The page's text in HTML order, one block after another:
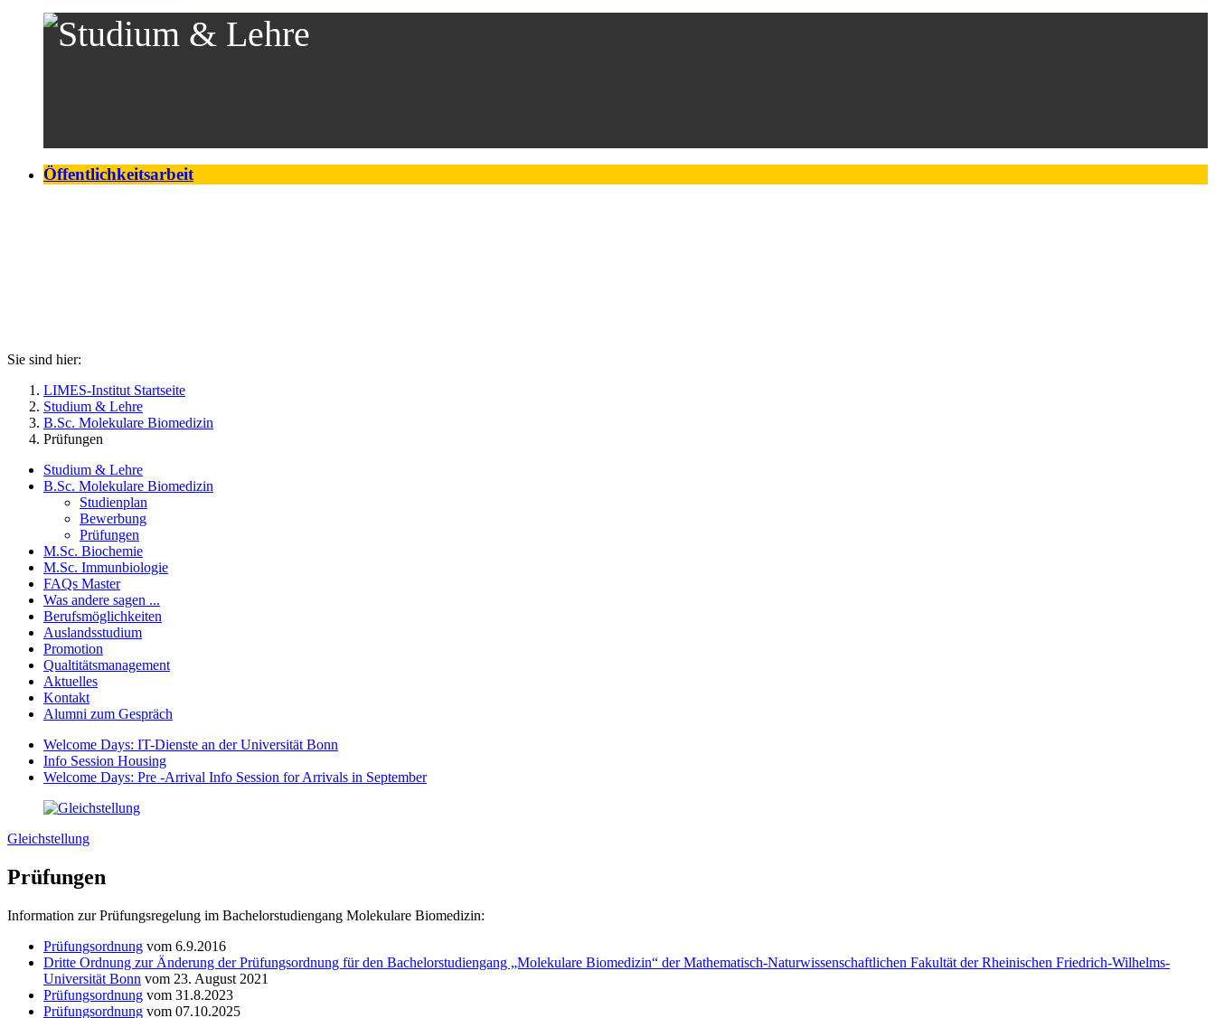
Öffentlichkeitsarbeit
Sie sind hier:
LIMES-Institut Startseite
Studium & Lehre
B.Sc. Molekulare Biomedizin
Prüfungen
Studium & Lehre
B.Sc. Molekulare Biomedizin
Studienplan
Bewerbung
Prüfungen
M.Sc. Biochemie
M.Sc. Immunbiologie
FAQs Master
Was andere sagen ...
Berufsmöglichkeiten
Auslandsstudium
Promotion
Qualtitätsmanagement
Aktuelles
Kontakt
Alumni zum Gespräch
Welcome Days: IT-Dienste an der Universität Bonn
Info Session Housing
Welcome Days: Pre -Arrival Info Session for Arrivals in September
Gleichstellung
Prüfungen
Information zur Prüfungsregelung im Bachelorstudiengang Molekulare Biomedizin:
Prüfungsordnung vom 6.9.2016
Dritte Ordnung zur Änderung der Prüfungsordnung für den Bachelorstudiengang „Molekulare Biomedizin“ der Mathematisch-Naturwissenschaftlichen Fakultät der Rheinischen Friedrich-Wilhelms-
Universität Bonn vom 23. August 2021
Prüfungsordnung vom 31.8.2023
Prüfungsordnung vom 07.10.2025